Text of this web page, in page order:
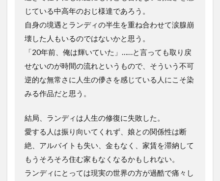
じている中高年のおじ様達であろう。
自身の境遇とランディの半生を重ね合わせて涙腺崩
壊した人もいるのではないかと思う。
「20年前、俺は輝いていた」……と言っても取り戻
せないのが時間の流れというもので、そういう不可
逆的な無常さに人生の儚さを感じている人にこそ染
みる作品だと思う。
結局、ランディは人生の修復に失敗した。
愛する人は振り向いてくれず、娘との関係性は断
絶、アルバイトも失い、金もなく、家賃を滞納して
もうそろそろ住む家もなくなるかもしれない。
ランディにとっては現実の世界の方が過酷で痛々し